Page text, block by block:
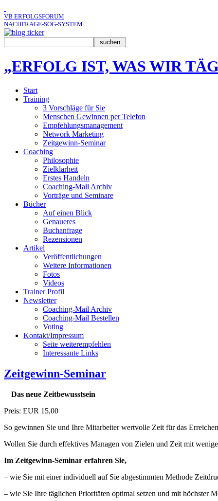
VB ERFOLGSFORUM
NACHFRAGE-SOG-SYSTEM
„ERFOLG IST, WAS WIR
Start
Training
3 Vorschläge für Sie
Menschen Gewinnen per Telefon
Empfehlungsmanagement
Network Marketing
Zeitgewinn-Seminar
Coaching
Philosophie
Zielklarheit
Erstes Handeln
Coaching-Mail Archiv
Vorträge und Seminare
Bücher
Auf einen Blick
Genaueres
Buchanfrage
Rezensionen
Artikel
Veröffentlichungen
Weitere Informationen
Fotos
Videos
Trainer Profil
Newsletter
Coaching-Mail Archiv
Coaching-Mail Bestellen
Voting
Kontakt/Impressum
Seite weiterempfehlen
Interessante Links
Zeitgewinn-Seminar
Das neue Zeitbewusstsein
Preis: EUR 15,00
So gewinnen Sie und Ihre Mitarbeiter wertvolle Zeit für das
Wollen Sie durch effektives Managen von Zielen und Zeit mit
Im Zeitgewinn-Seminar erfahren Sie,
– wie Sie mit einer individuell auf Sie abgestimmten Methode
– wie Sie Ihre täglichen Prioritäten optimal setzen und mit höchster